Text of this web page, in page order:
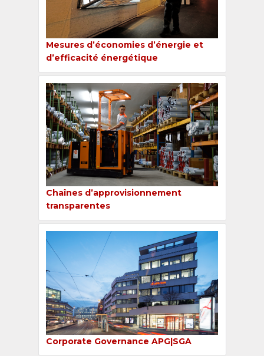
Mesures d’économies d’énergie et
d’efficacité énergétique
Chaînes d’approvisionnement
transparentes
Corporate Governance APG|SGA